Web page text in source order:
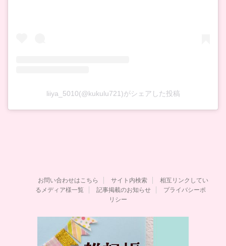
liiya_5010(@kukulu721)がシェアした投稿
お問い合わせはこちら サイト内検索
相互リンクしてい
るメディア様一覧
記事掲載のお知らせ
プライバシーポ
リシー